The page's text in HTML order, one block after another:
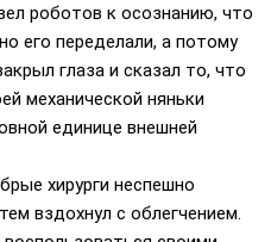
роботов к осознанию, что
его переделали, а потому
глаза и сказал то, что
механической няньки
единице внешней
хирурги неспешно
вздохнул с облегчением.